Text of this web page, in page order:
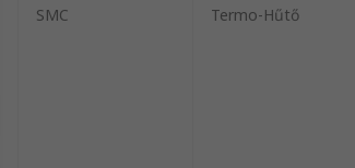
SMC Termo-Hűtő